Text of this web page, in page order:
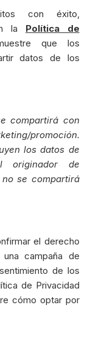
con éxito,
la Política de
que los
datos de los
compartirá con
promoción.
los datos de
originador de
se compartirá
el derecho
campaña de
de los
de Privacidad
cómo optar por